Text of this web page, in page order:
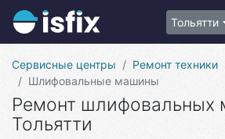
Тольятти
Сервисные центры
Ремонт техники
Шлифовальные машины
Ремонт шлифовальных
Тольятти